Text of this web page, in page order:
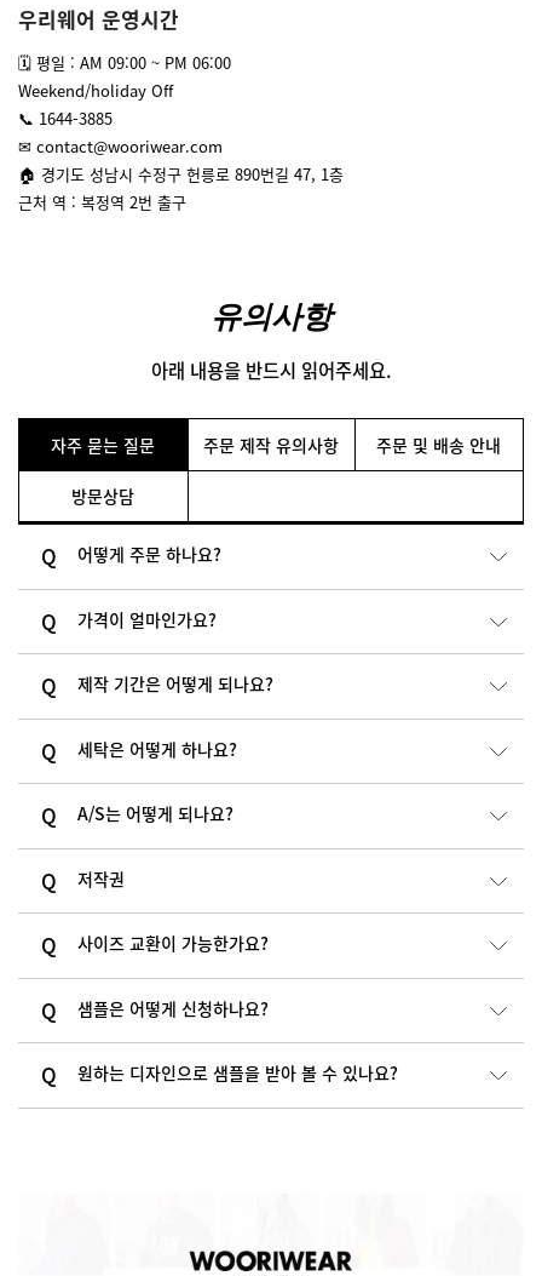
우리웨어 운영시간
🗓 평일 : AM 09:00 ~ PM 06:00
Weekend/holiday Off
📞 1644-3885
✉ contact@wooriwear.com
🏠 경기도 성남시 수정구 헌릉로 890번길 47, 1층
근처 역 : 복정역 2번 출구
유의사항
아래 내용을 반드시 읽어주세요.
자주 묻는 질문 주문 제작 유의사항 주문 및 배송 안내
방문상담
어떻게 주문 하나요?
가격이 얼마인가요?
제작 기간은 어떻게 되나요?
세탁은 어떻게 하나요?
A/S는 어떻게 되나요?
저작권
사이즈 교환이 가능한가요?
샘플은 어떻게 신청하나요?
원하는 디자인으로 샘플을 받아 볼 수 있나요?